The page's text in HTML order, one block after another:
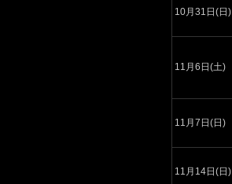
10月31日(日)
11月6日(土)
11月7日(日)
11月14日(日)